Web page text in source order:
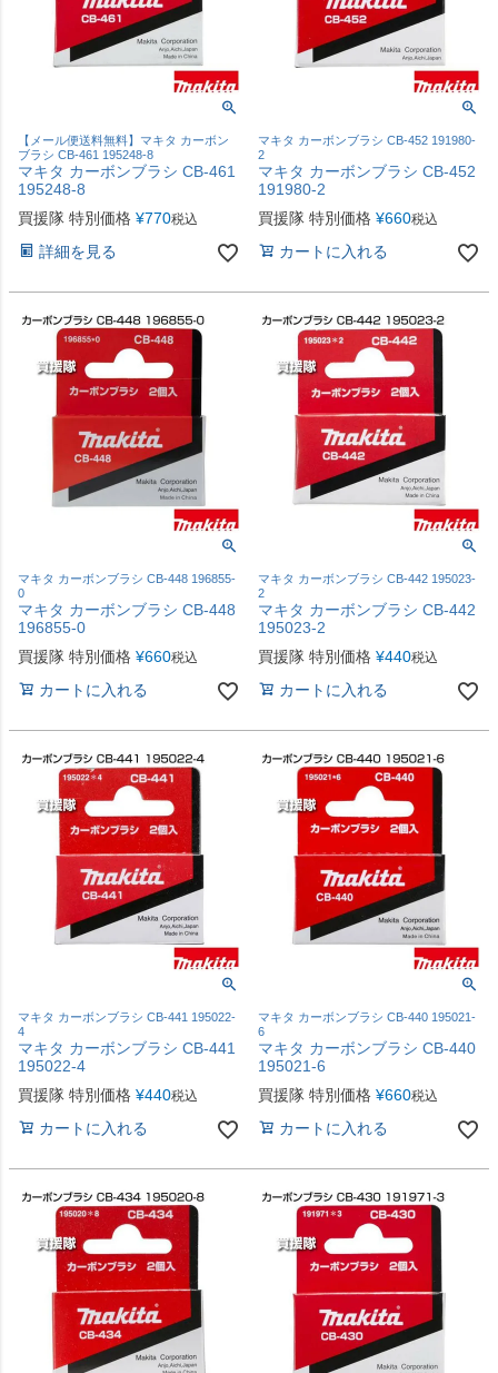
【メール便送料無料】マキタ カーボン
ブラシ CB-461 195248-8
マキタ カーボンブラシ CB-461
195248-8
買援隊 特別価格 ¥770税込
詳細を見る
マキタ カーボンブラシ CB-452 191980-
2
マキタ カーボンブラシ CB-452
191980-2
買援隊 特別価格 ¥660税込
カートに入れる
マキタ カーボンブラシ CB-448 196855-
0
マキタ カーボンブラシ CB-448
196855-0
買援隊 特別価格 ¥660税込
カートに入れる
マキタ カーボンブラシ CB-442 195023-
2
マキタ カーボンブラシ CB-442
195023-2
買援隊 特別価格 ¥440税込
カートに入れる
マキタ カーボンブラシ CB-441 195022-
4
マキタ カーボンブラシ CB-441
195022-4
買援隊 特別価格 ¥440税込
カートに入れる
マキタ カーボンブラシ CB-440 195021-
6
マキタ カーボンブラシ CB-440
195021-6
買援隊 特別価格 ¥660税込
カートに入れる